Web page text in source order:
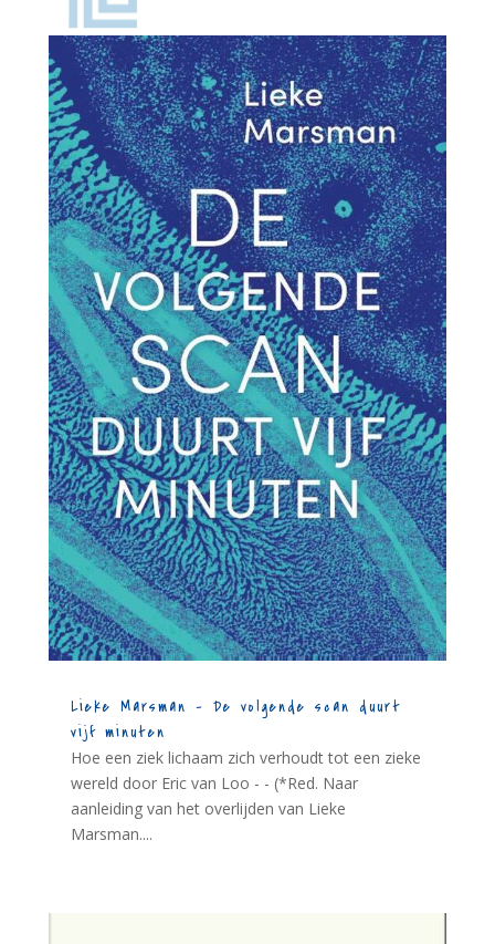
Lieke Marsman – De volgende scan duurt
vijf minuten
Hoe een ziek lichaam zich verhoudt tot een zieke
wereld door Eric van Loo - - (*Red. Naar
aanleiding van het overlijden van Lieke
Marsman....